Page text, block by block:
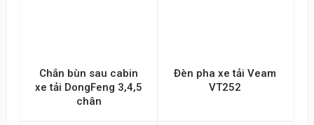
Chắn bùn sau cabin
xe tải DongFeng 3,4,5
chân
Đèn pha xe tải Veam
VT252